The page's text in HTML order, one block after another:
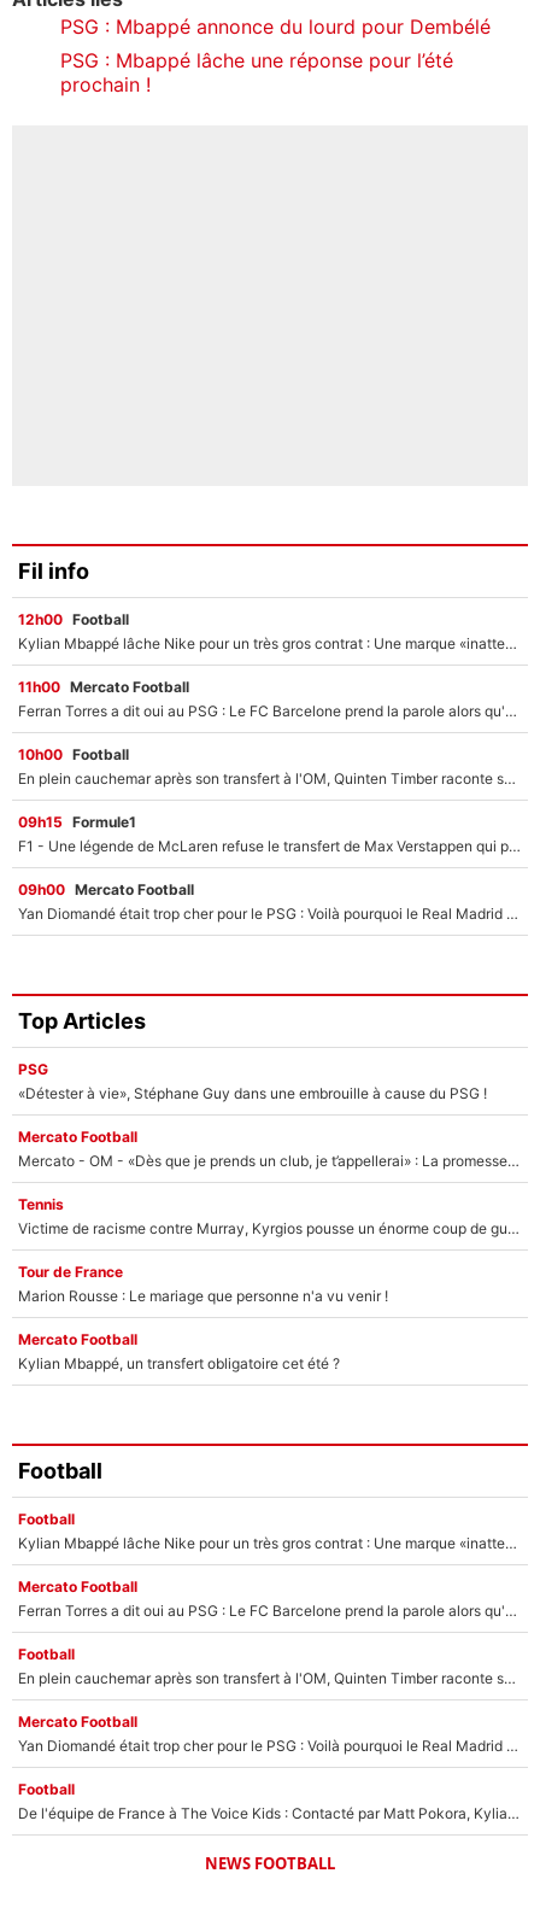
PSG : Mbappé annonce du lourd pour Dembélé
PSG : Mbappé lâche une réponse pour l’été
prochain !
Fil info
12h00 Football
Kylian Mbappé lâche Nike pour un très gros contrat : Une marque «inattendue» va frapper très fort
11h00 Mercato Football
Ferran Torres a dit oui au PSG : Le FC Barcelone prend la parole alors qu'un transfert de l'attaquant espagnol prend forme
10h00 Football
En plein cauchemar après son transfert à l'OM, Quinten Timber raconte ses doutes après sa signature à Marseille
09h15 Formule1
F1 - Une légende de McLaren refuse le transfert de Max Verstappen qui pourrait «faire des vagues» et plomber l'ambiance dans l'équipe
09h00 Mercato Football
Yan Diomandé était trop cher pour le PSG : Voilà pourquoi le Real Madrid a accepté de payer la somme record de 140M€ pour boucler son transfert !
Top Articles
PSG
«Détester à vie», Stéphane Guy dans une embrouille à cause du PSG !
Mercato Football
Mercato - OM - «Dès que je prends un club, je t’appellerai» : La promesse de Marcelino au moment de claquer la porte
Tennis
Victime de racisme contre Murray, Kyrgios pousse un énorme coup de gueule !
Tour de France
Marion Rousse : Le mariage que personne n'a vu venir !
Mercato Football
Kylian Mbappé, un transfert obligatoire cet été ?
Football
Football
Kylian Mbappé lâche Nike pour un très gros contrat : Une marque «inattendue» va frapper très fort
Mercato Football
Ferran Torres a dit oui au PSG : Le FC Barcelone prend la parole alors qu'un transfert de l'attaquant espagnol prend forme
Football
En plein cauchemar après son transfert à l'OM, Quinten Timber raconte ses doutes après sa signature à Marseille
Mercato Football
Yan Diomandé était trop cher pour le PSG : Voilà pourquoi le Real Madrid a accepté de payer la somme record de 140M€ pour boucler son transfert !
Football
De l'équipe de France à The Voice Kids : Contacté par Matt Pokora, Kylian Mbappé a accepté de jouer un rôle inédit sur TF1 !
NEWS FOOTBALL